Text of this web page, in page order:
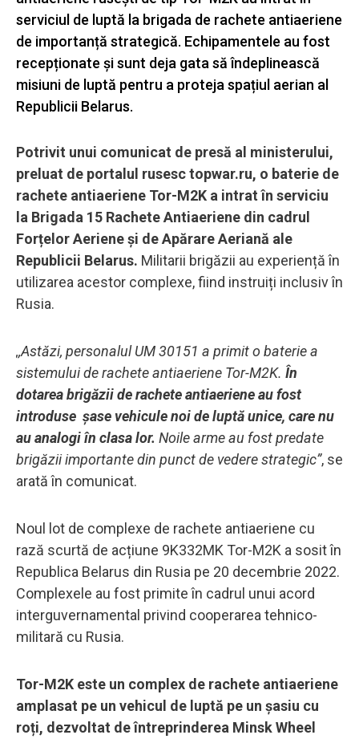
serviciul de luptă la brigada de rachete antiaeriene
de importanță strategică. Echipamentele au fost
recepționate și sunt deja gata să îndeplinească
misiuni de luptă pentru a proteja spațiul aerian al
Republicii Belarus.
Potrivit unui comunicat de presă al ministerului,
preluat de portalul rusesc topwar.ru, o baterie de
rachete antiaeriene Tor-M2K a intrat în serviciu
la Brigada 15 Rachete Antiaeriene din cadrul
Forțelor Aeriene și de Apărare Aeriană ale
Republicii Belarus. Militarii brigăzii au experiență în
utilizarea acestor complexe, fiind instruiți inclusiv în
Rusia.
,,Astăzi, personalul UM 30151 a primit o baterie a
sistemului de rachete antiaeriene Tor-M2K. În
dotarea brigăzii de rachete antiaeriene au fost
introduse șase vehicule noi de luptă unice, care nu
au analogi în clasa lor. Noile arme au fost predate
brigăzii importante din punct de vedere strategic”, se
arată în comunicat.
Noul lot de complexe de rachete antiaeriene cu
rază scurtă de acțiune 9K332MK Tor-M2K a sosit în
Republica Belarus din Rusia pe 20 decembrie 2022.
Complexele au fost primite în cadrul unui acord
interguvernamental privind cooperarea tehnico-
militară cu Rusia.
Tor-M2K este un complex de rachete antiaeriene
amplasat pe un vehicul de luptă pe un șasiu cu
roți, dezvoltat de întreprinderea Minsk Wheel